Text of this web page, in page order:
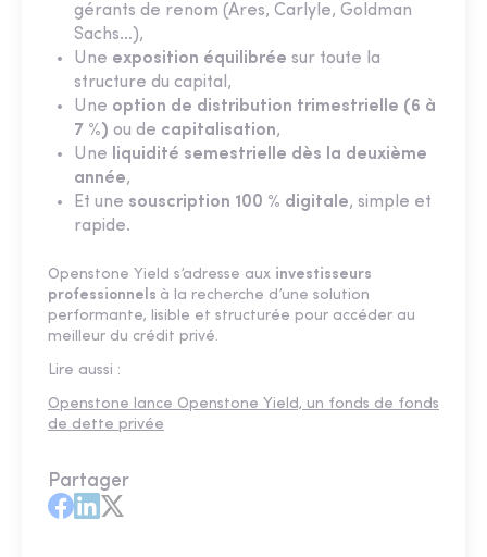
gérants de renom (Ares, Carlyle, Goldman
Sachs…),
Une exposition équilibrée sur toute la
structure du capital,
Une option de distribution trimestrielle (6 à
7 %) ou de capitalisation,
Une
liquidité semestrielle dès la deuxième
année,
Et une souscription 100 % digitale, simple et
rapide.
Openstone Yield s’adresse aux investisseurs
professionnels à la recherche d’une solution
performante, lisible et structurée pour accéder au
meilleur du crédit privé.
Lire aussi :
Openstone lance Openstone Yield, un fonds de fonds
de dette privée
Partager